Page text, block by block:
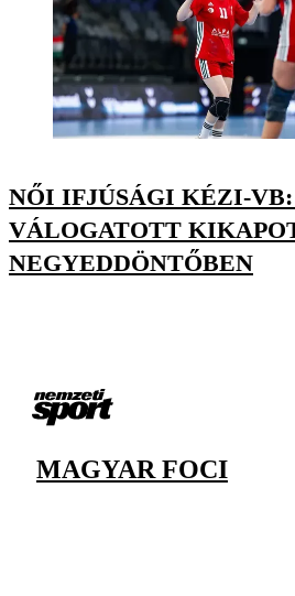
NŐI IFJÚSÁGI KÉZI-
VÁLOGATOTT
NEGYEDDÖNTŐBEN
MAGYAR FOCI